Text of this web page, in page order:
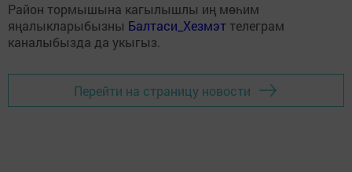
Район тормышына кагылышлы иң мөһим
яңалыкларыбызны Балтаси_Хезмэт телеграм
каналыбызда да укыгыз.
Перейти на страницу новости